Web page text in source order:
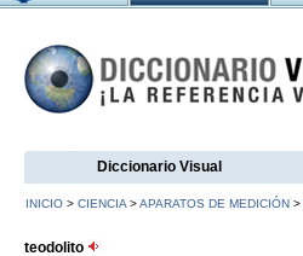
Diccionario Visual
INICIO > CIENCIA >APARATOS DE MEDICIÓN >
teodolito